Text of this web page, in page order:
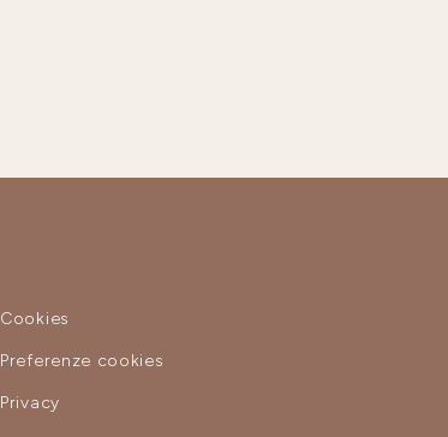
Cookies
Preferenze cookies
Privacy